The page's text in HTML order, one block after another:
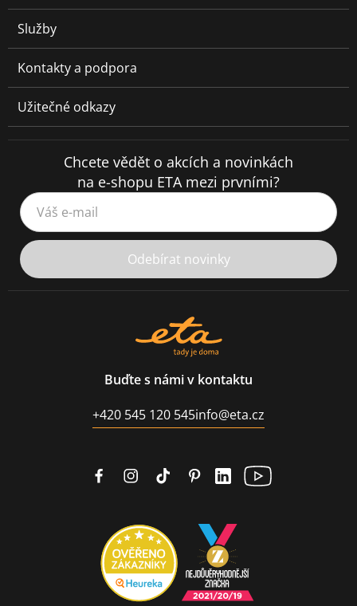
Služby
Kontakty a podpora
Užitečné odkazy
Chcete vědět o akcích a novinkách
na e-shopu ETA mezi prvními?
Váš e-mail
Odebírat novinky
Buďte s námi v kontaktu
+420 545 120 545info@eta.cz